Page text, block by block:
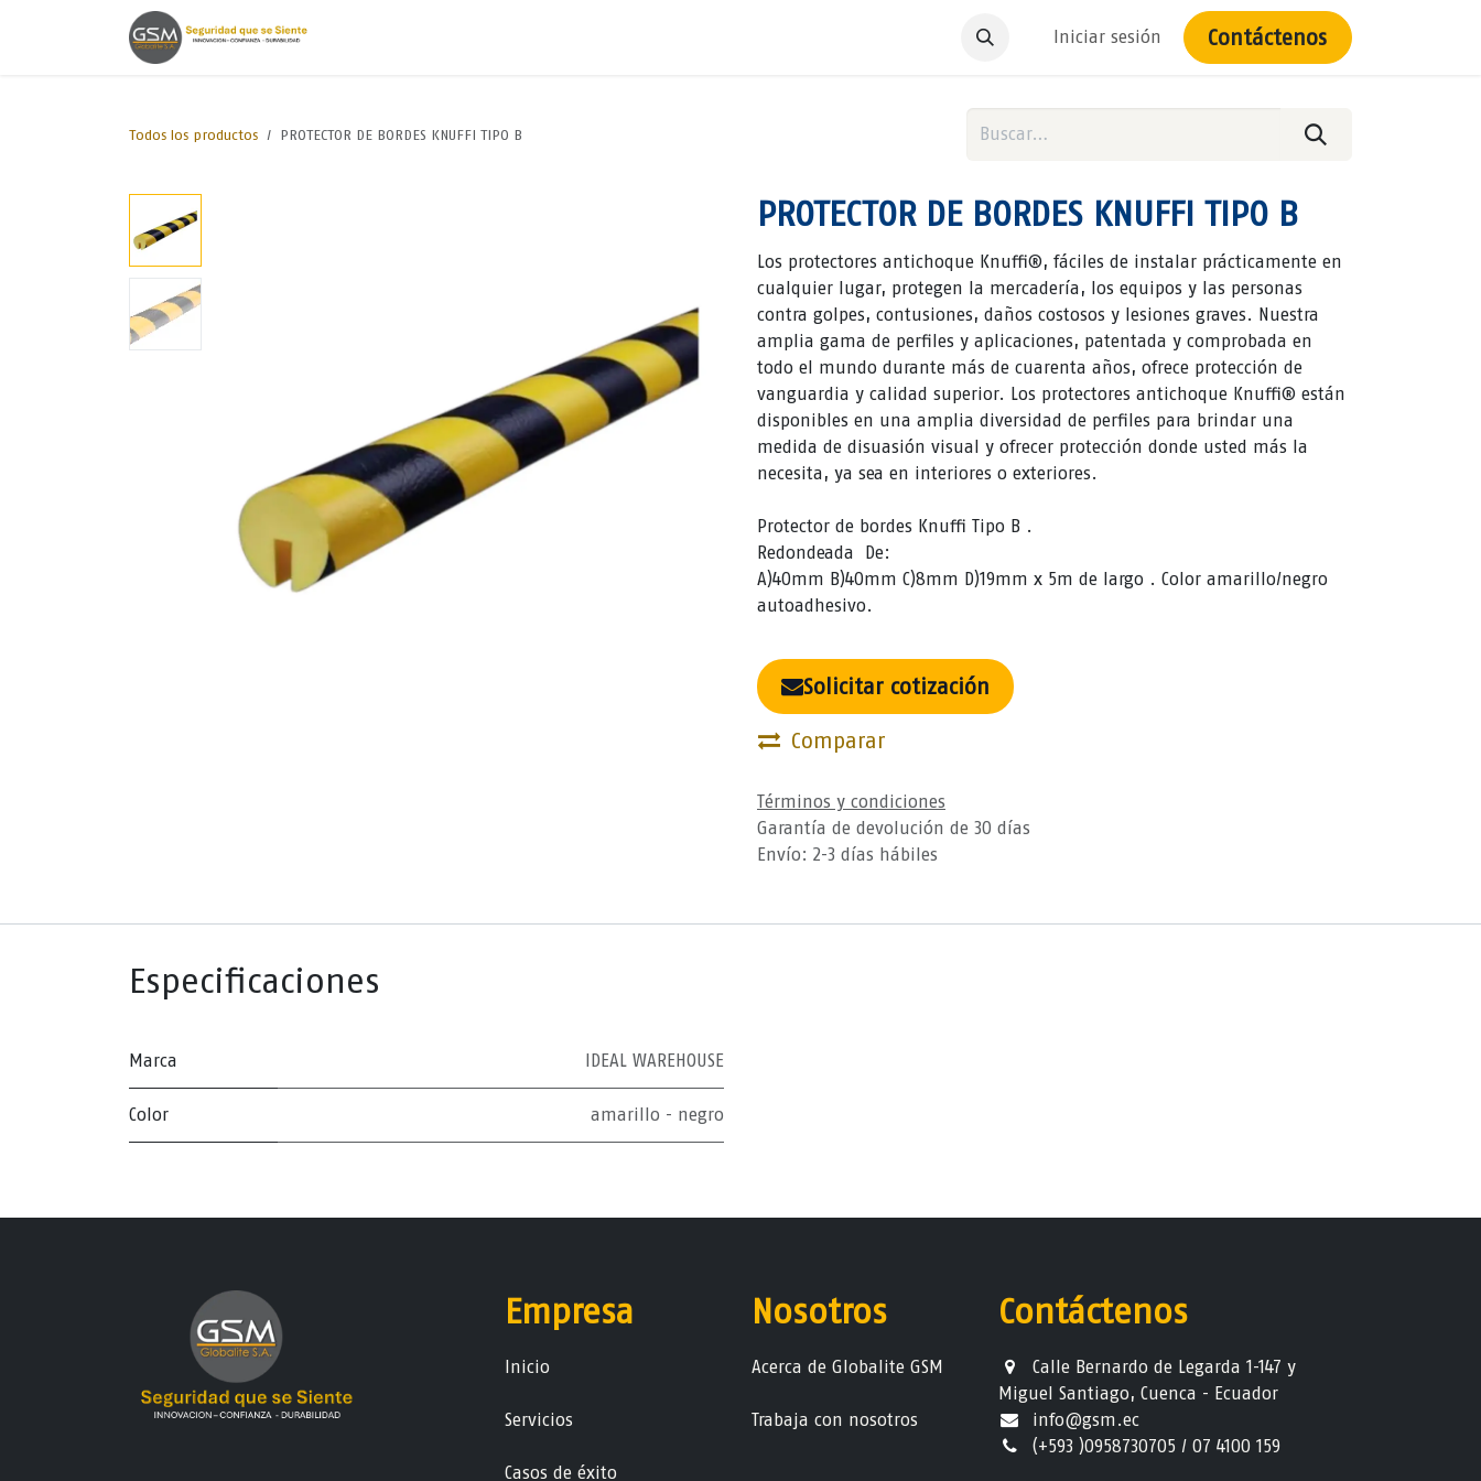
Ir al contenido
Iniciar sesión Contáctenos
Todos los productos PROTECTOR DE BORDES KNUFFI TIPO B
PROTECTOR DE BORDES KNUFFI TIPO B
Los protectores antichoque Knuffi®, fáciles de instalar prácticamente en
cualquier lugar, protegen la mercadería, los equipos y las personas
contra golpes, contusiones, daños costosos y lesiones graves. Nuestra
amplia gama de perfiles y aplicaciones, patentada y comprobada en
todo el mundo durante más de cuarenta años, ofrece protección de
vanguardia y calidad superior. Los protectores antichoque Knuffi® están
disponibles en una amplia diversidad de perfiles para brindar una
medida de disuasión visual y ofrecer protección donde usted más la
necesita, ya sea en interiores o exteriores.
Protector de bordes Knuffi Tipo B .
Redondeada De:
A)40mm B)40mm C)8mm D)19mm x 5m de largo . Color amarillo/negro
autoadhesivo.
Solicitar cotización
Comparar
Términos y condiciones
Garantía de devolución de 30 días
Envío: 2-3 días hábiles
Especificaciones
Marca IDEAL WAREHOUSE
Color amarillo - negro
Contáctenos
Calle Bernardo de Legarda 1-147 y
Miguel Santiago, Cuenca - Ecuador
info@gsm.ec​
(+593 )0958730705 / 07 4100 159
Empresa
Ini​ci​o
Servicios
Casos de éxito
Nosotros
Acerca de Globalite GSM
Trabaja con nosotros